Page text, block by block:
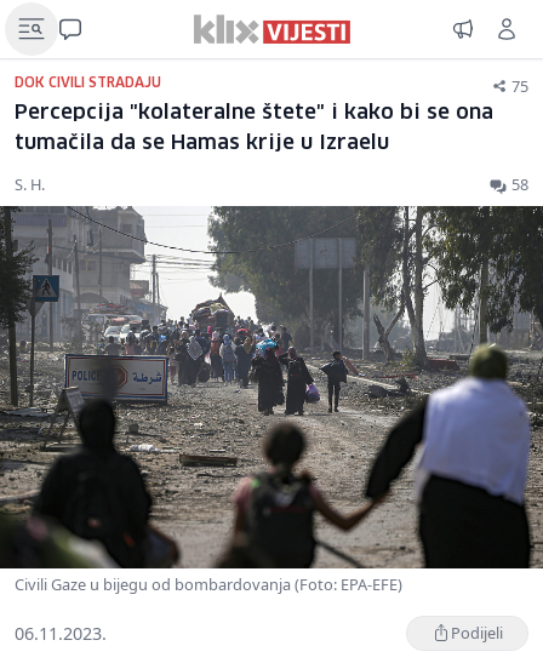
DOK CIVILI STRADAJU 75
Percepcija "kolateralne štete" i kako bi se ona
tumačila da se Hamas krije u Izraelu
S. H. 58
Civili Gaze u bijegu od bombardovanja (Foto: EPA-EFE)
06.11.2023. Podijeli